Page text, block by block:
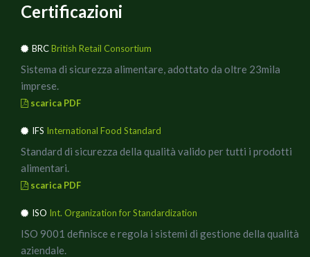
Certificazioni
BRCBritish Retail Consortium
Sistema di sicurezza alimentare, adottato da oltre 23mila
imprese.
scarica PDF
IFS International Food Standard
Standard di sicurezza della qualità valido per tutti i prodotti
alimentari.
scarica PDF
ISO Int. Organization for Standardization
ISO 9001 definisce e regola i sistemi di gestione della qualità
aziendale.